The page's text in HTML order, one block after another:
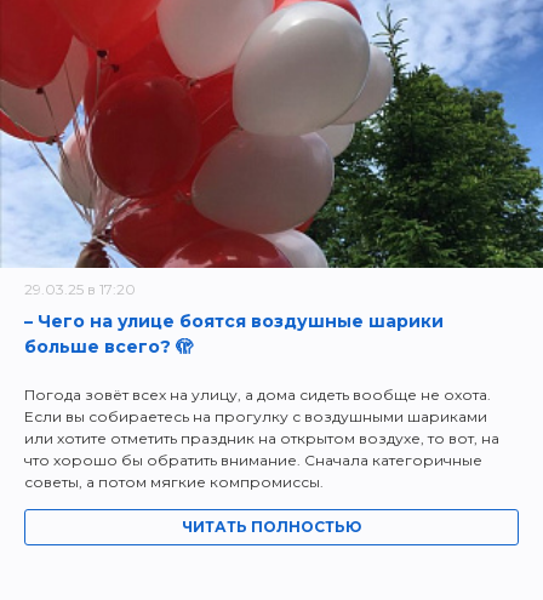
29.03.25 в 17:20
– Чего на улице боятся воздушные шарики
больше всего? 🫣
Погода зовёт всех на улицу, а дома сидеть вообще не охота.
Если вы собираетесь на прогулку с воздушными шариками
или хотите отметить праздник на открытом воздухе, то вот, на
что хорошо бы обратить внимание. Сначала категоричные
советы, а потом мягкие компромиссы.
ЧИТАТЬ ПОЛНОСТЬЮ